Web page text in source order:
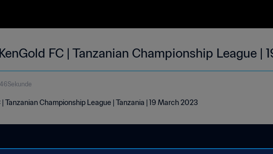
FC | Tanzanian Championship League |
| Tanzanian Championship League | Tanzania | 19 March 2023